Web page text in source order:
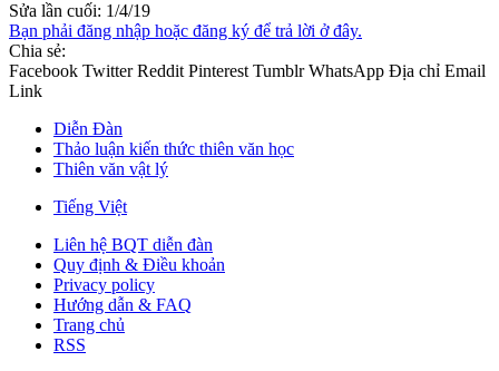
Sửa lần cuối: 1/4/19
Bạn phải đăng nhập hoặc đăng ký để trả lời ở đây.
Chia sẻ:
Facebook Twitter Reddit Pinterest Tumblr WhatsApp Địa chỉ Email
Link
Diễn Đàn
Thảo luận kiến thức thiên văn học
Thiên văn vật lý
Tiếng Việt
Liên hệ BQT diễn đàn
Quy định & Điều khoản
Privacy policy
Hướng dẫn & FAQ
Trang chủ
RSS